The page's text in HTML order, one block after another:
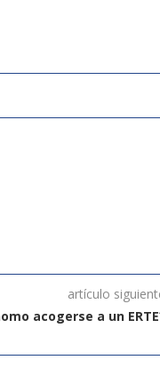
artículo
acogerse a un